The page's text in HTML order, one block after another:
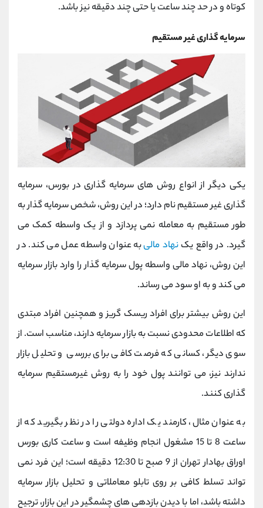
کوتاه و در حد چند ساعت یا حتی چند دقیقه نیز باشد.
سرمایه گذاری غیر مستقیم
یکی دیگر از انواع روش های سرمایه گذاری در بورس، سرمایه
گذاری غیر مستقیم نام دارد؛ در این روش، شخص سرمایه گذار به
طور مستقیم به معامله نمی پردازد و از یک واسطه کمک می
گیرد. در واقع یکنهاد مالیبه عنوان واسطه عمل می کند. در
این روش، نهاد مالی واسطه پول سرمایه گذار را وارد بازار سرمایه
می کند و به او سود می رساند.
این روش بیشتر برای افراد ریسک گریز و همچنین افراد مبتدی
که اطلاعات محدودی نسبت به بازار سرمایه دارند، مناسب است. از
سوی دیگر، کسانی که فرصت کافی برای بررسی و تحلیل بازار
ندارند نیز، می توانند پول خود را به روش غیرمستقیم سرمایه
گذاری کنند.
به عنوان مثال، کارمند یک اداره دولتی را در نظر بگیرید که از
ساعت 8 تا 15 مشغول انجام وظیفه است و ساعت کاری بورس
اوراق بهادار تهران از 9 صبح تا 12:30 دقیقه است؛ این فرد نمی
تواند تسلط کافی بر روی تابلو معاملاتی و تحلیل بازار سرمایه
داشته باشد، اما با دیدن بازدهی های چشمگیر در این بازار، ترجیح